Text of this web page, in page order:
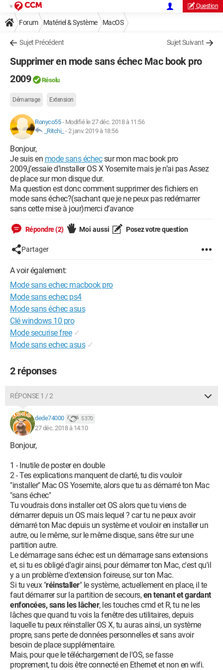
Question
Forum Matériel & Système MacOS
Sujet Précédent Sujet Suivant
Supprimer en mode sans échec Mac book pro
2009
Résolu
Démarrage Extension
Ronyco55- Modifié le 27 déc. 2018 à 11:56
_Ritchi_ -2 janv. 2019 à 18:56
Bonjour,
Je suis en mode sans échecsur mon mac book pro
2009,j’essaie d’installer OS X Yosemite mais je n’ai pas Assez
de place sur mon disque dur.
Ma question est donc comment supprimer des fichiers en
mode sans échec?(sachant que je ne peux pas redémarrer
sans cette mise à jour)merci d’avance
Répondre (2) Moi aussi Posez votre question
Partager
A voir également:
Mode sans echec macbook pro
Mode sans echec ps4
Mode sans échec asus
Clé windows 10 pro
Mode securise free ✓
Mode sans echec asus ✓
2 réponses
RÉPONSE 1 / 2
dede74000 5 370
27 déc. 2018 à 14:10
Bonjour,
1 - Inutile de poster en double
2 - Tes explications manquent de clarté, tu dis vouloir
"installer" Mac OS Yosemite, alors que tu as démarré ton Mac
"sans échec"
Tu voudrais dons installer cet OS alors que tu viens de
démarrer depuis un OS mais lequel ? car tu ne peux avoir
démarré ton Mac depuis un système et vouloir en installer un
autre, ou le même, sur le même disque, sans être sur une
partition autre.
Le démarrage sans échec est un démarrage sans extensions
et, si tu es obligé d'agir ainsi, pour démarrer ton Mac, c'est qu'il
y a un problème d'extension foireuse, sur ton Mac.
Si tu veux "réinstaller" le système, actuellement en place, il te
faut démarrer sur la partition de secours,en tenant et gardant
enfoncées, sans les lâcher, les touches cmd et R, tu ne les
lâches que quand tu vois la fenêtre des utilitaires, depuis
laquelle tu peux réinstaller OS X, tu auras ainsi, un système
propre, sans perte de données personnelles et sans avoir
besoin de place supplémentaire.
Mais, pour que le téléchargement de l'OS, se fasse
proprement, tu dois être connecté en Ethernet et non en wifi.